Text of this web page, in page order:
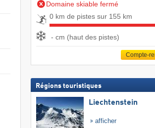
Domaine skiable fermé
0 km de pistes sur 155 km
- cm (haut des pistes)
Compte-
Régions touristiques
Liechtenstein
afficher